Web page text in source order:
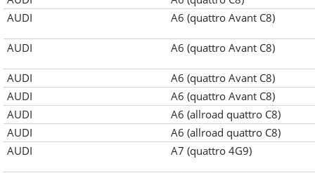
AUDI
A6 (quattro Avant C8)
AUDI A6 (quattro Avant C8)
AUDI
A6 (quattro Avant C8)
AUDI
A6 (quattro Avant C8)
AUDI
A6 (allroad quattro C8)
AUDI
A6 (allroad quattro C8)
AUDI
A7 (quattro 4G9)